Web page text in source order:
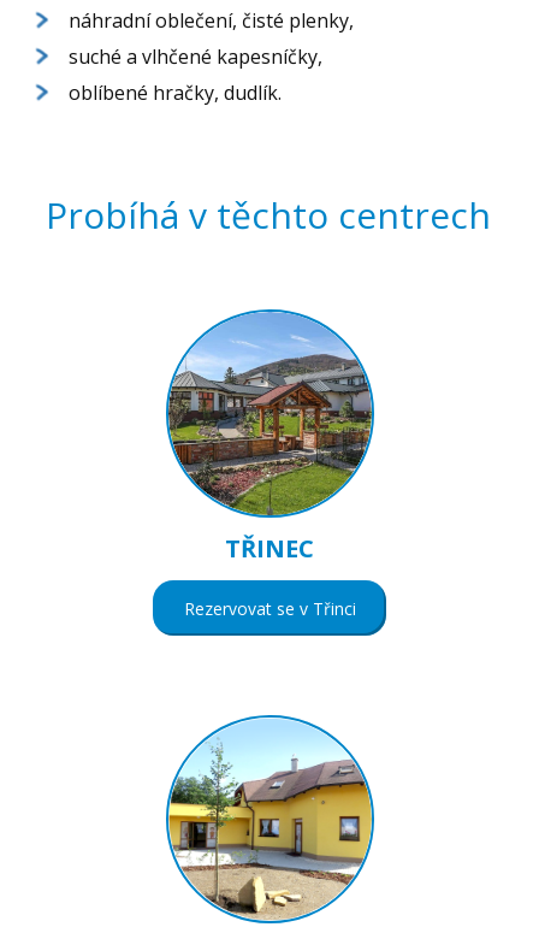
náhradní oblečení, čisté plenky,
suché a vlhčené kapesníčky,
oblíbené hračky, dudlík.
Probíhá v těchto centrech
TŘINEC
Rezervovat se v Třinci